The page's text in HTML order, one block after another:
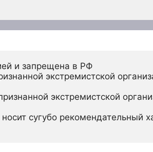
и запрещена в РФ
экстремистской
экстремистской
сугубо рекомендательный